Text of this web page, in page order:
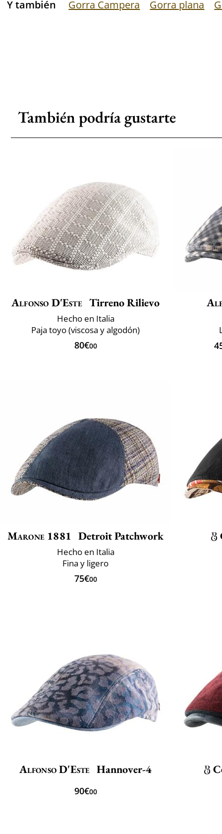
Y también Gorra Campera Gorra plana
También podría gustarte
Alfonso D'Este Tirreno Rilievo
Hecho en Italia
Paja toyo (viscosa y algodón)
80€00
Marone 1881 Detroit Patchwork
Hecho en Italia
Fina y ligero
75€00
Alfonso D'Este Hannover-4
90€00